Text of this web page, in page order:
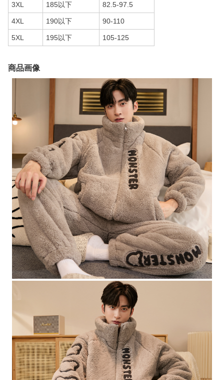
3XL 185以下 82.5-97.5
4XL 190以下 90-110
5XL 195以下 105-125
商品画像